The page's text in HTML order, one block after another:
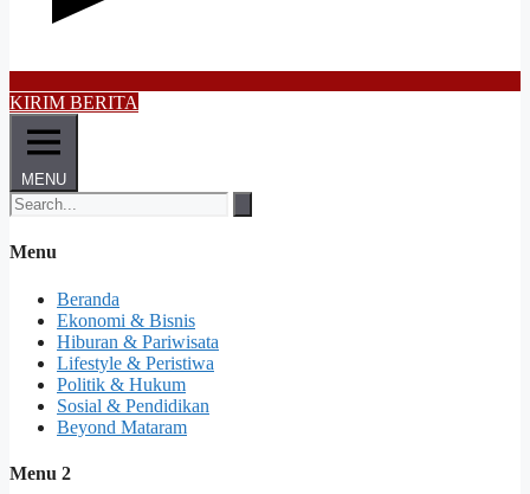
KIRIM BERITA
MENU
Menu
Beranda
Ekonomi & Bisnis
Hiburan & Pariwisata
Lifestyle & Peristiwa
Politik & Hukum
Sosial & Pendidikan
Beyond Mataram
Menu 2